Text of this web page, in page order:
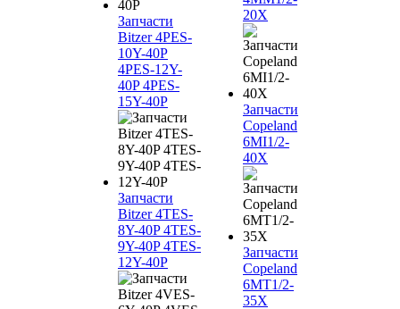
Запчасти
Bitzer 4PES-
10Y-40P
4PES-12Y-
40P 4PES-
15Y-40P
Запчасти
Bitzer 4TES-
8Y-40P 4TES-
9Y-40P 4TES-
12Y-40P
20X
Запчасти
Copeland
6MI1/2-
40X
Запчасти
Copeland
6MT1/2-
35X